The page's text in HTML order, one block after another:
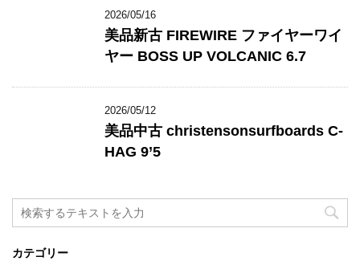
2026/05/16
美品新古 FIREWIRE ファイヤーワイ
ヤー BOSS UP VOLCANIC 6.7
2026/05/12
美品中古 christensonsurfboards C-
HAG 9’5
カテゴリー